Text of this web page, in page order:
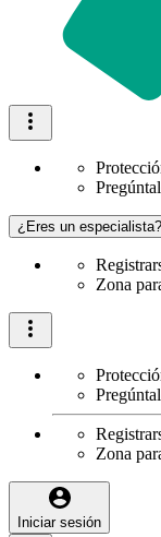
¿Eres un especialista?
Zona
Zona
Iniciar sesión